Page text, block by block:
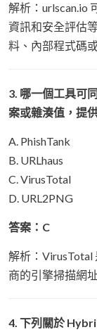
解析：urlscan.io
資訊和安全評估
料、內部程式碼
3. 哪一個工具可
案或雜湊值，提
A. PhishTank
B. URLhaus
C. VirusTotal
D. URL2PNG
答案：C
解析：VirusTotal
商的引擎掃描網
4. 下列關於